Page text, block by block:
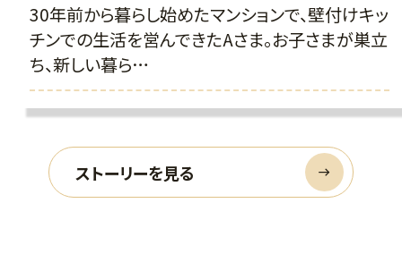
30年前から暮らし始めたマンションで、壁付けキッ
チンでの生活を営んできたAさま。お子さまが巣立
ち、新しい暮ら…
ストーリーを見る